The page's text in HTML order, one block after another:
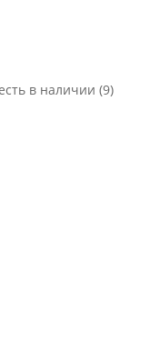
Есть в наличии (9)